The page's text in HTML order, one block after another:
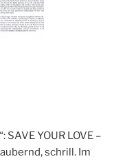
YOUR LOVE –
schrill. Im